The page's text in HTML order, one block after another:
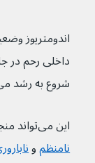
اندومتریوز
شروع به رشد
این می‌تواند منجر به درد،
نامنظمو